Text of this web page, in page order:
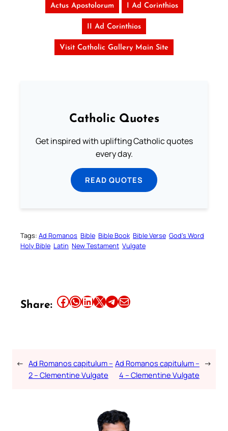
Actus Apostolorum I Ad Corinthios
II Ad Corinthios
Visit Catholic Gallery Main Site
Catholic Quotes
Get inspired with uplifting Catholic quotes
every day.
READ QUOTES
Tags: Ad Romanos Bible Bible Book Bible Verse God’s Word
Holy Bible Latin New Testament Vulgate
Share: Share this article on Facebook Share this article on WhatsApp Share this article on LinkedIn Share this article on X Share this article on TelegramEmail this Article
← Ad Romanos capitulum –
2 – Clementine Vulgate
Ad Romanos capitulum –
4 – Clementine Vulgate
→